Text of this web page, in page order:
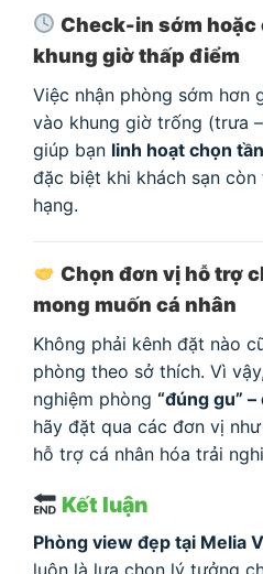
Check-in sớm
khung giờ thấp điểm
Việc nhận phòng sớm hơn
vào khung giờ trống (trưa
giúp bạn linh hoạt chọn
đặc biệt khi khách sạn
hạng.
Chọn đơn vị hỗ trợ
mong muốn cá nhân
Không phải kênh đặt nào
phòng theo sở thích. Vì
nghiệm phòng “đúng gu”
hãy đặt qua các đơn vị như
hỗ trợ cá nhân hóa trải
Kết luận
Phòng view đẹp tại Melia
luôn là lựa chọn lý tưởng